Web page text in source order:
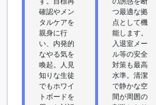
確認やメン
タルケアを
親身に行
い、内発的
なやる気を
喚起。人見
知りな生徒
でもホワイ
トボードを
つ最適な拠
点として機
能します。
入退室メー
ル等の安全
対策も最高
水準。清潔
で静かな空
間が周囲の